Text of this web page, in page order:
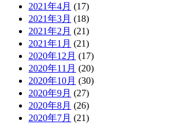
2021年4月 (17)
2021年3月 (18)
2021年2月 (21)
2021年1月 (21)
2020年12月 (17)
2020年11月 (20)
2020年10月 (30)
2020年9月 (27)
2020年8月 (26)
2020年7月 (21)